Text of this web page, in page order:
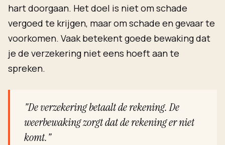
hart doorgaan. Het doel is niet om schade
vergoed te krijgen, maar om schade en gevaar te
voorkomen. Vaak betekent goede bewaking dat
je de verzekering niet eens hoeft aan te
spreken.
"De verzekering betaalt de rekening. De
weerbewaking zorgt dat de rekening er niet
komt."